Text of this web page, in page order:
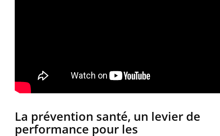
La prévention santé, un levier de
performance pour les